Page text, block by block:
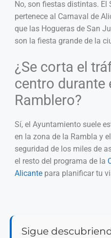
No, son fiestas distintas. El
pertenece al Carnaval de
que las Hogueras de San
son la fiesta grande de la
¿Se corta el
centro durante
Ramblero?
Sí, el Ayuntamiento suele
en la zona de la Rambla y
seguridad de los miles de
el resto del programa de la
Alicante para planificar tu
Sigue